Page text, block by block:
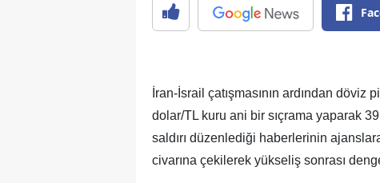
İran-İsrail çatışmasının ardından
dolar/TL kuru ani bir sıçrama yaparak
saldırı düzenlediği haberlerinin
civarına çekilerek yükseliş sonrası